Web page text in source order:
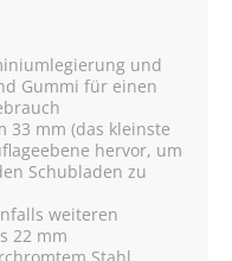
und
Gummi für einen
33 mm (das kleinste
hervor, um
Schubladen zu
weiteren
22 mm
Stahl